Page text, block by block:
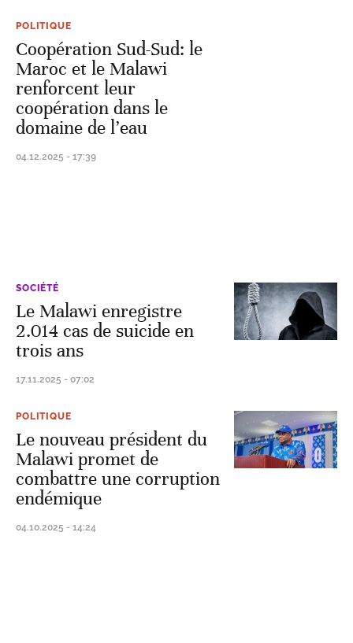
POLITIQUE
Coopération Sud-Sud: le
Maroc et le Malawi
renforcent leur
coopération dans le
domaine de l’eau
04.12.2025 - 17:39
SOCIÉTÉ
Le Malawi enregistre
2.014 cas de suicide en
trois ans
17.11.2025 - 07:02
POLITIQUE
Le nouveau président du
Malawi promet de
combattre une corruption
endémique
04.10.2025 - 14:24